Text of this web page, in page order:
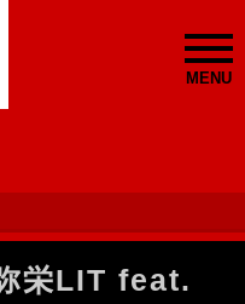
MENU
栄LIT feat.